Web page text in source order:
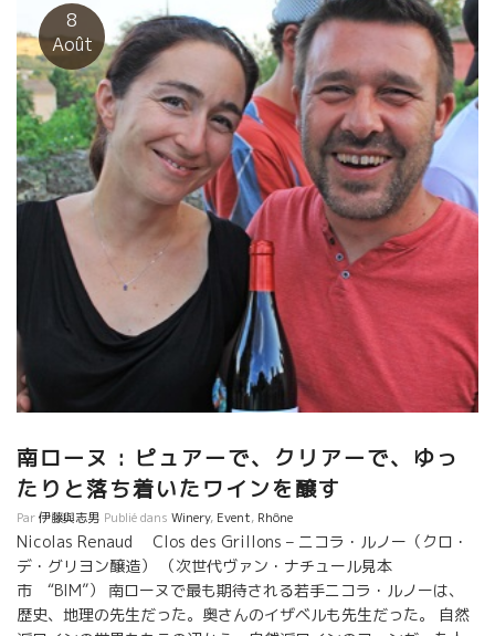
と試飲をしていた。 今や、世界中で超人気になってしまった
GRILLONSワインは、瓶詰したこの時期に大切なお客さんを周って
予約を受け付けることにしている、とのこと。 特に、１７年は例
年の５０％ほどしか収穫がなかったので量が少ない。 Nicolas
Renaudニコラ・ルノーは2003年に学校の先生からワイン造りの
転身した人。 元先生だったニコラは物事を理論だてて研究してい
くタイプの人。 近所の醸造家、L’Angloreラングロールのエリック
とは家族のような付き合いをしている。 先日、エリックと自分の
曾祖父さん話しをしていたら、３代遡るとエリックと親戚だったと
いうこのが判明したとのこと。 あまりにもの偶然にエリックと二
人で驚いてしまった、とのことでした。 Une ile ユン・
ニル ムーヴェードルという普通はタンニンがやたら強い品種を
ニコラが造ると、 エッ！まるで濃い目のロゼワインのように仕上
がって、何と滑らかでスイスイ入ってしまう驚きのムールヴェード
ル品種。 マセラッション・カルボニック100%醸造。セミではな
い。完璧にタンク内のジュースを抜き取って葡萄房のみで１２日間
のマセラッション。一切触らない。世界でこんなムールヴェードル
ト、遅れて日本から中野さんが合流、そしてあの元Grand 8のオー
ナーだったCamelカメルも合流した。 一緒に食べて飲んで歌いま
した。チョット、飲み過ぎ。 Parisの日常。
8
Août
南ローヌ : ピュアーで、クリアーで、ゆっ
たりと落ち着いたワインを醸す
Par伊藤與志男 Publié dans Winery, Event, Rhône
Nicolas Renaud Clos des Grillons – ニコラ・ルノー（クロ・
デ・グリヨン醸造） （次世代ヴァン・ナチュール見本
市 “BIM”） 南ローヌで最も期待される若手ニコラ・ルノーは、
歴史、地理の先生だった。奥さんのイザベルも先生だった。 自然